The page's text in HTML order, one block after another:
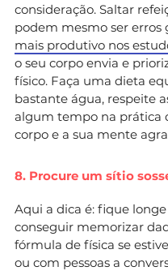
consideração. Saltar
podem mesmo ser
mais produtivo nos
o seu corpo envia e
físico. Faça uma dieta
bastante água, respeite
algum tempo na prática
corpo e a sua mente
8. Procure um sítio
Aqui a dica é: fique
conseguir memorizar
fórmula de física se
ou com pessoas a